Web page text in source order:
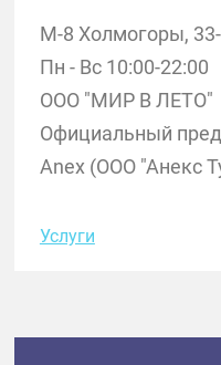
М-8 Холмогоры,
Пн - Вс 10:00-22:00
ООО "МИР В ЛЕТО"
Официальный
Anex (ООО "Анекс
Услуги